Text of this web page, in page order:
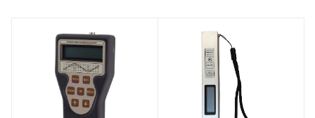
действия:
Пьезоэлектрические. Оборудованы щупом и
пьезоэлектрическим телом. При соприкосновении
щупа с объектом вибрации вызывают поляризацию